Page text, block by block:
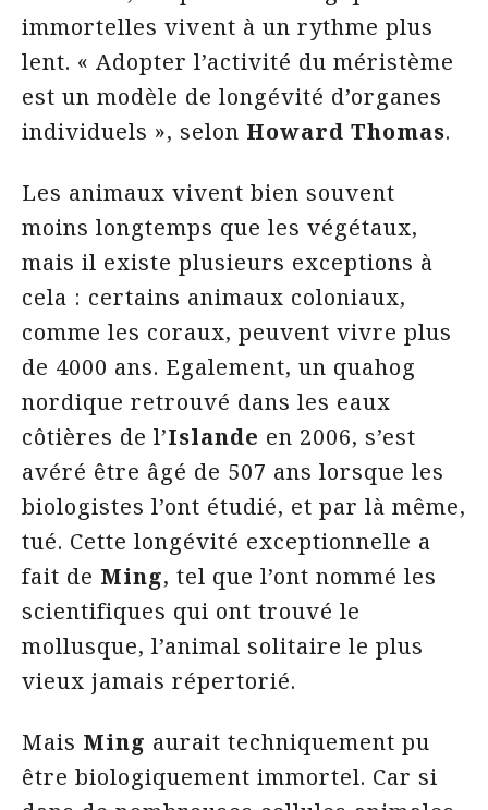
immortelles vivent à un rythme plus
lent. « Adopter l’activité du méristème
est un modèle de longévité d’organes
individuels », selon Howard Thomas.
Les animaux vivent bien souvent
moins longtemps que les végétaux,
mais il existe plusieurs exceptions à
cela : certains animaux coloniaux,
comme les coraux, peuvent vivre plus
de 4000 ans. Egalement, un quahog
nordique retrouvé dans les eaux
côtières de l’Islande en 2006, s’est
avéré être âgé de 507 ans lorsque les
biologistes l’ont étudié, et par là même,
tué. Cette longévité exceptionnelle a
fait de Ming, tel que l’ont nommé les
scientifiques qui ont trouvé le
mollusque, l’animal solitaire le plus
vieux jamais répertorié.
Mais Ming aurait techniquement pu
être biologiquement immortel. Car si